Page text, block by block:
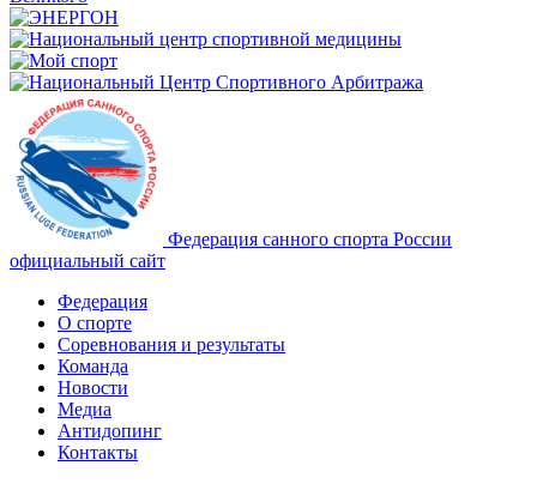
Федерация санного спорта России
официальный сайт
Федерация
О спорте
Соревнования и результаты
Команда
Новости
Медиа
Антидопинг
Контакты